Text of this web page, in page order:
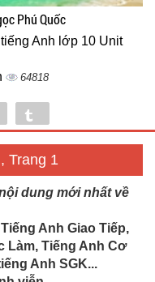
Phú Quốc
Anh lớp 10 Unit
64818
Trang 1
dung mới nhất về
Anh Giao Tiếp,
Làm, Tiếng Anh Cơ
Anh SGK...